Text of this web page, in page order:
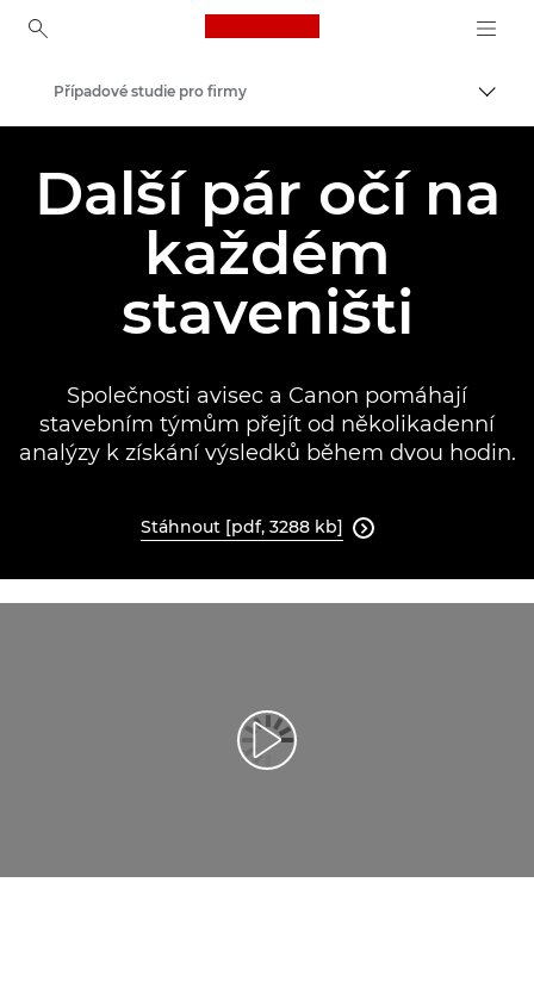
Canon Logo, back to
Řešení a služby
Případové studie pro firmy
Další pár očí na
každém
staveništi
Společnosti avisec a Canon pomáhají
stavebním týmům přejít od několikadenní
analýzy k získání výsledků během dvou hodin.
Stáhnout [pdf, 3288 kb] 
Přehrát video